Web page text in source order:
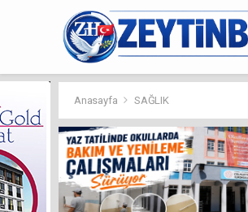
Anasayfa SAĞLIK